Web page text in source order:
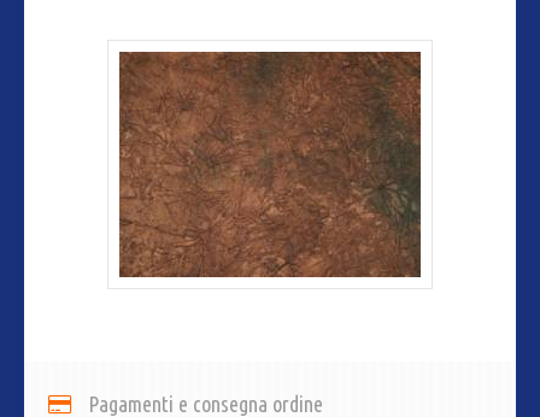
Pagamenti e consegna ordine